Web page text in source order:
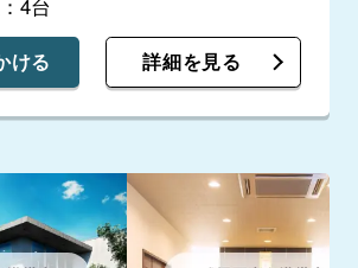
4台
ける 詳細を見る